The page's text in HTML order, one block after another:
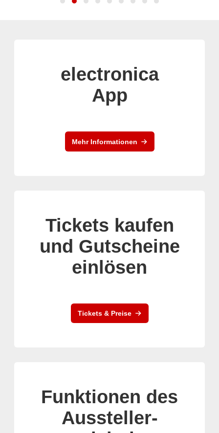
electronica
App
Mehr Informationen
Tickets kaufen
und Gutscheine
einlösen
Tickets & Preise
Funktionen des
Aussteller-